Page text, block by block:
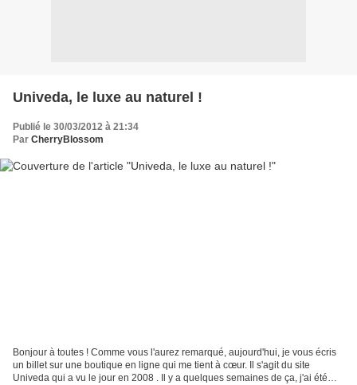
Univeda, le luxe au naturel !
Publié le 30/03/2012 à 21:34
Par CherryBlossom
Bonjour à toutes ! Comme vous l'aurez remarqué, aujourd'hui, je vous écris
un billet sur une boutique en ligne qui me tient à cœur. Il s'agit du site
Univeda qui a vu le jour en 2008 . Il y a quelques semaines de ça, j'ai été